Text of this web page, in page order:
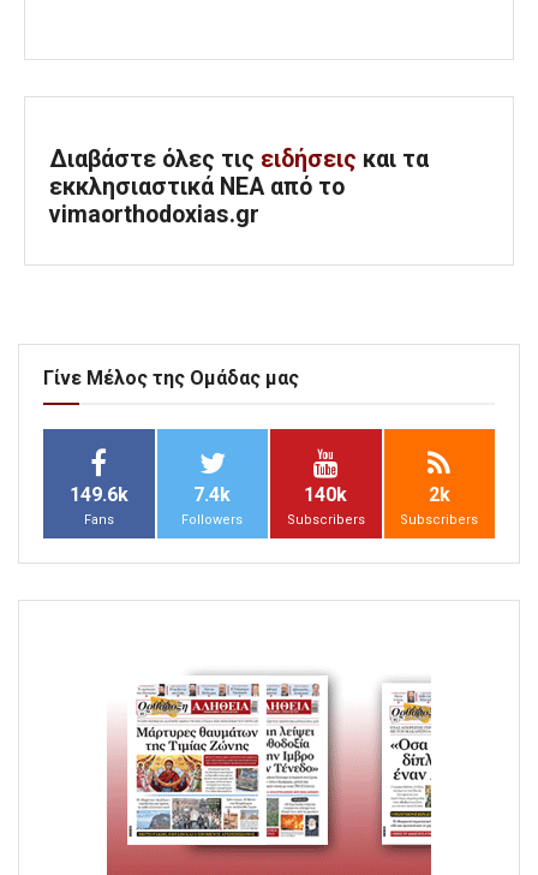
Διαβάστε όλες τις ειδήσεις και τα
εκκλησιαστικά ΝΕΑ από το
vimaorthodoxias.gr
Γίνε Μέλος της Ομάδας μας
149.6k
Fans
7.4k
Followers
140k
Subscribers
2k
Subscribers